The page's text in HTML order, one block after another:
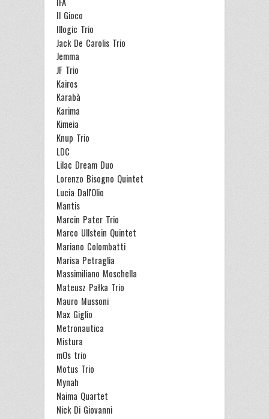
Il Gioco
Illogic Trio
Jack De Carolis Trio
Jemma
JF Trio
Kairos
Karabà
Karima
Kimeia
Knup Trio
LDC
Lilac Dream Duo
Lorenzo Bisogno Quintet
Lucia Dall'Olio
Mantis
Marcin Pater Trio
Marco Ullstein Quintet
Mariano Colombatti
Marisa Petraglia
Massimiliano Moschella
Mateusz Pałka Trio
Mauro Mussoni
Max Giglio
Metronautica
Mistura
mOs trio
Motus Trio
Mynah
Naima Quartet
Nick Di Giovanni